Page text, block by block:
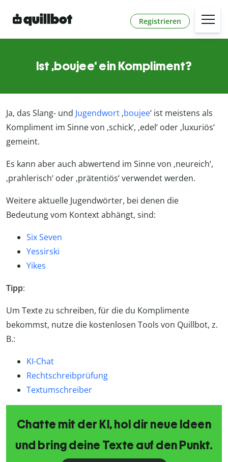
Registrieren
Ist ‚boujee‘ ein Kompliment?
Ja, das Slang- und Jugendwort ‚boujee‘ ist meistens als
Kompliment im Sinne von ‚schick‘, ‚edel‘ oder ‚luxuriös‘
gemeint.
Es kann aber auch abwertend im Sinne von ‚neureich‘,
‚prahlerisch‘ oder ‚prätentiös‘ verwendet werden.
Weitere aktuelle Jugendwörter, bei denen die
Bedeutung vom Kontext abhängt, sind:
Six Seven
Yessirski
Yikes
Tipp:
Um Texte zu schreiben, für die du Komplimente
bekommst, nutze die kostenlosen Tools von Quillbot, z.
B.:
KI-Chat
Rechtschreibprüfung
Textumschreiber
Chatte mit der KI, hol dir neue Ideen
und bring deine Texte auf den Punkt.